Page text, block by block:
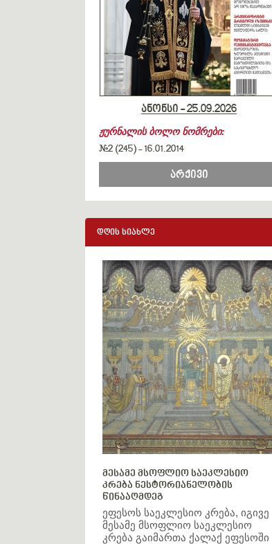
ანონსი - 25.09.2026
ჟურნალის ბოლო ნომრები:
#2 (245)-16.01.2014
არქივი
დღის სიახლე
მესამე მსოფლიო საეკლესიო
კრება ნესტორიანელობის
წინააღმდეგ
ეფესოს საეკლესიო კრება, იგივე
მესამე მსოფლიო საეკლესიო
კრება გაიმართა ქალაქ ეფესოში